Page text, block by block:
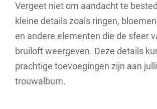
Vergeet niet om aandacht te
kleine details zoals ringen,
en andere elementen die de sfeer
bruiloft weergeven. Deze details
prachtige toevoegingen zijn aan
trouwalbum.